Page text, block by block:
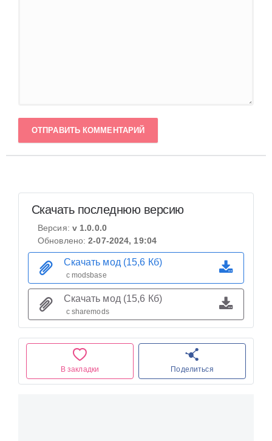
ОТПРАВИТЬ КОММЕНТАРИЙ
В закладки Поделиться
Скачать последнюю версию
Версия: v 1.0.0.0
Обновлено:2-07-2024, 19:04
Скачать мод (15,6 Кб)
с modsbase
Скачать мод (15,6 Кб)
с sharemods